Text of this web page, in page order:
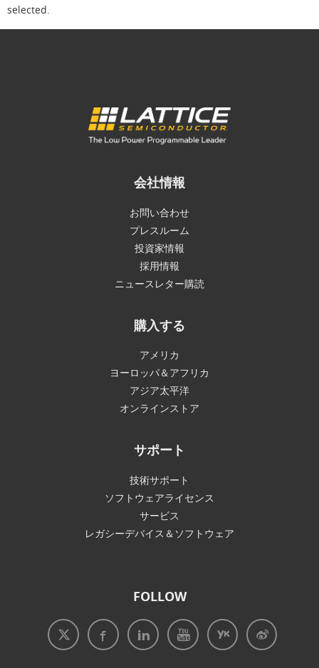
selected.
会社情報
お問い合わせ
プレスルーム
投資家情報
採用情報
ニュースレター購読
購入する
アメリカ
ヨーロッパ＆アフリカ
アジア太平洋
オンラインストア
サポート
技術サポート
ソフトウェアライセンス
サービス
レガシーデバイス＆ソフトウェア
FOLLOW